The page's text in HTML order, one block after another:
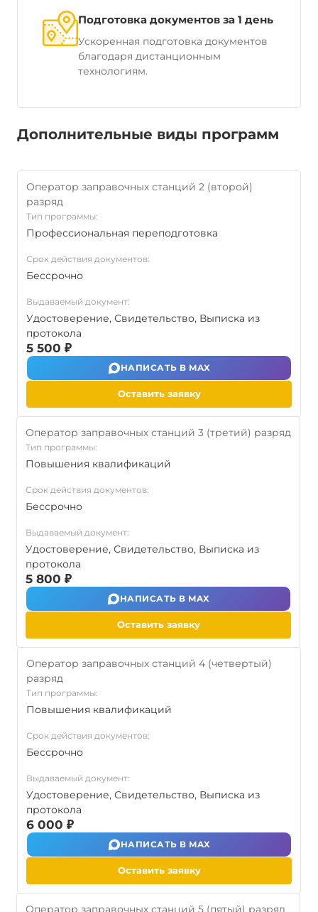
Подготовка документов за 1 день
Ускоренная подготовка документов
благодаря дистанционным
технологиям.
Дополнительные виды программ
Оператор заправочных станций 2 (второй)
разряд
Тип программы:
Профессиональная переподготовка
Срок действия документов:
Бессрочно
Выдаваемый документ:
Удостоверение, Свидетельство, Выписка из
протокола
5 500 ₽
НАПИСАТЬ В MAX
Оставить заявку
Оператор заправочных станций 3 (третий) разряд
Тип программы:
Повышения квалификаций
Срок действия документов:
Бессрочно
Выдаваемый документ:
Удостоверение, Свидетельство, Выписка из
протокола
5 800 ₽
НАПИСАТЬ В MAX
Оставить заявку
Оператор заправочных станций 4 (четвертый)
разряд
Тип программы:
Повышения квалификаций
Срок действия документов:
Бессрочно
Выдаваемый документ:
Удостоверение, Свидетельство, Выписка из
протокола
6 000 ₽
НАПИСАТЬ В MAX
Оставить заявку
Оператор заправочных станций 5 (пятый) разряд